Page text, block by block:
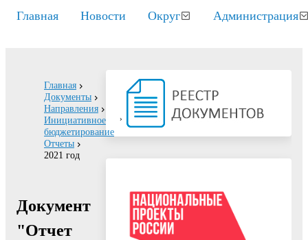
Главная Новости Округ Администрация
Главная
Документы
Направления
Инициативное
бюджетирование
Отчеты
2021 год
Документ
"Отчет